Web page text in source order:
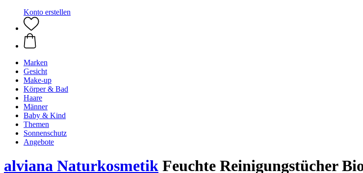
Konto erstellen
Marken
Gesicht
Make-up
Körper & Bad
Haare
Männer
Baby & Kind
Themen
Sonnenschutz
Angebote
alviana Naturkosmetik Feuchte Reinigungstücher